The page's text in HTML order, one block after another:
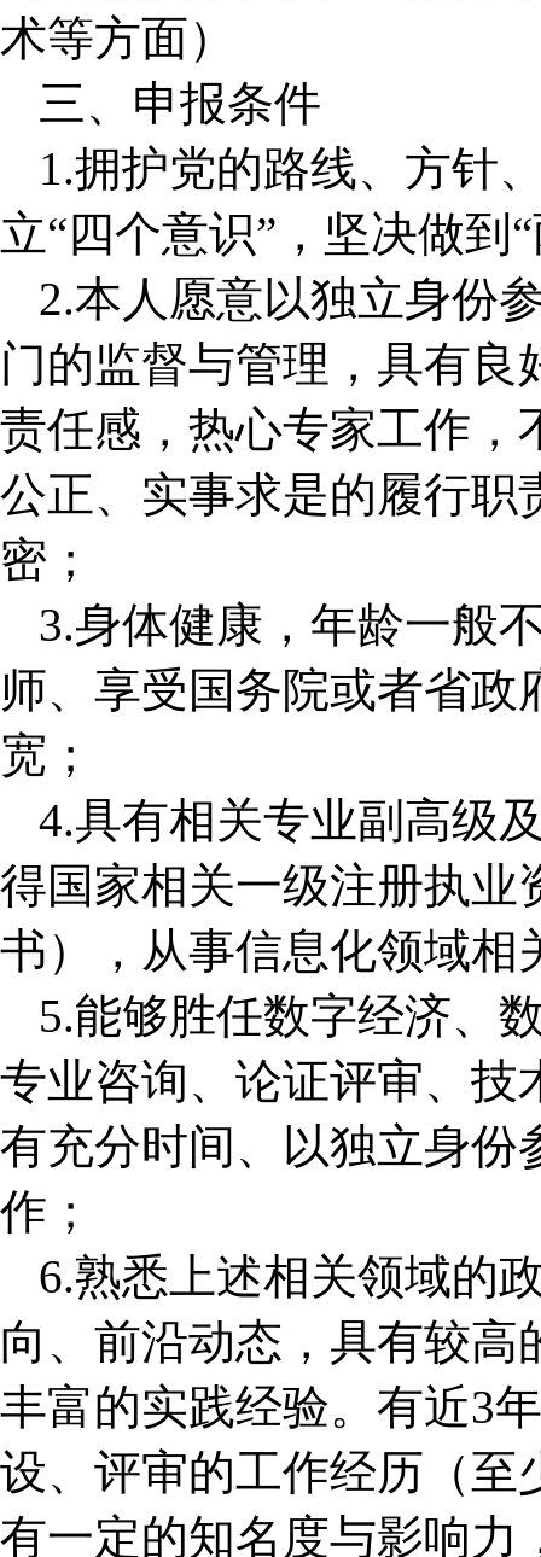
术等方面）
三、申报条件
1.拥护党的路线、方针
立“四个意识”，坚决做到
2.本人愿意以独立身份
门的监督与管理，具有
责任感，热心专家工作，
公正、实事求是的履行职
密；
3.身体健康，年龄一般
师、享受国务院或者省
宽；
4.具有相关专业副高级
得国家相关一级注册执业
书），从事信息化领域相
5.能够胜任数字经济、
专业咨询、论证评审、技
有充分时间、以独立身份
作；
6.熟悉上述相关领域的
向、前沿动态，具有较
丰富的实践经验。有近3
设、评审的工作经历（至
有一定的知名度与影响力